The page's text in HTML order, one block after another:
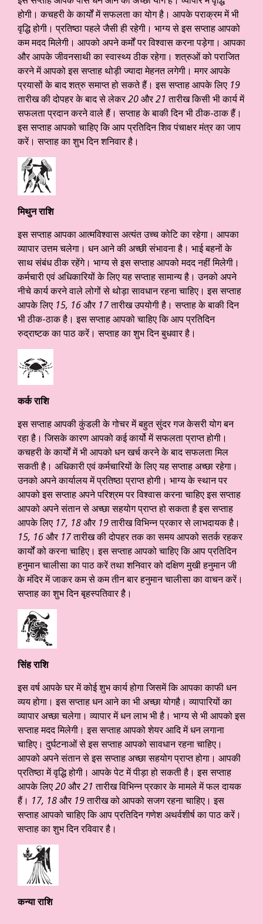
होगी। कचहरी के कार्यों में सफलता का योग है। आपके पराक्रम में भी
वृद्धि होगी। प्रतिष्ठा पहले जैसी ही रहेगी। भाग्य से इस सप्ताह आपको
कम मदद मिलेगी। आपको अपने कर्मों पर विश्वास करना पड़ेगा। आपका
और आपके जीवनसाथी का स्वास्थ्य ठीक रहेगा। शत्रुओं को पराजित
करने में आपको इस सप्ताह थोड़ी ज्यादा मेहनत लगेगी। मगर आपके
प्रयासों के बाद शत्रु समाप्त हो सकते हैं। इस सप्ताह आपके लिए 19
तारीख की दोपहर के बाद से लेकर20और21 तारीख किसी भी कार्य में
सफलता प्रदान करने वाले हैं। सप्ताह के बाकी दिन भी ठीक-ठाक हैं।
इस सप्ताह आपको चाहिए कि आप प्रतिदिन शिव पंचाक्षर मंत्र का जाप
करें। सप्ताह का शुभ दिन शनिवार है।
मिथुन राशि
इस सप्ताह आपका आत्मविश्वास अत्यंत उच्च कोटि का रहेगा। आपका
व्यापार उत्तम चलेगा। धन आने की अच्छी संभावना है। भाई बहनों के
साथ संबंध ठीक रहेंगे। भाग्य से इस सप्ताह आपको मदद नहीं मिलेगी।
कर्मचारी एवं अधिकारियों के लिए यह सप्ताह सामान्य है। उनको अपने
नीचे कार्य करने वाले लोगों से थोड़ा सावधान रहना चाहिए। इस सप्ताह
आपके लिए 15, 16और 17तारीख उपयोगी है। सप्ताह के बाकी दिन
भी ठीक-ठाक है। इस सप्ताह आपको चाहिए कि आप प्रतिदिन
रुद्राष्टक का पाठ करें। सप्ताह का शुभ दिन बुधवार है।
कर्क राशि
इस सप्ताह आपकी कुंडली के गोचर में बहुत सुंदर गज केसरी योग बन
रहा है। जिसके कारण आपको कई कार्यो में सफलता प्राप्त होगी।
कचहरी के कार्यों में भी आपको धन खर्च करने के बाद सफलता मिल
सकती है। अधिकारी एवं कर्मचारियों के लिए यह सप्ताह अच्छा रहेगा।
उनको अपने कार्यालय में प्रतिष्ठा प्राप्त होगी। भाग्य के स्थान पर
आपको इस सप्ताह अपने परिश्रम पर विश्वास करना चाहिए इस सप्ताह
आपको अपने संतान से अच्छा सहयोग प्राप्त हो सकता है इस सप्ताह
आपके लिए 17, 18और 19तारीख विभिन्न प्रकार से लाभदायक है।
15, 16और 17तारीख की दोपहर तक का समय आपको सतर्क रहकर
कार्यों को करना चाहिए। इस सप्ताह आपको चाहिए कि आप प्रतिदिन
हनुमान चालीसा का पाठ करें तथा शनिवार को दक्षिण मुखी हनुमान जी
के मंदिर में जाकर कम से कम तीन बार हनुमान चालीसा का वाचन करें।
सप्ताह का शुभ दिन बृहस्पतिवार है।
सिंह राशि
इस वर्ष आपके घर में कोई शुभ कार्य होगा जिसमें कि आपका काफी धन
व्यय होगा। इस सप्ताह धन आने का भी अच्छा योगहै। व्यापारियों का
व्यापार अच्छा चलेगा। व्यापार में धन लाभ भी है। भाग्य से भी आपको इस
सप्ताह मदद मिलेगी। इस सप्ताह आपको शेयर आदि में धन लगाना
चाहिए। दुर्घटनाओं से इस सप्ताह आपको सावधान रहना चाहिए।
आपको अपने संतान से इस सप्ताह अच्छा सहयोग प्राप्त होगा। आपकी
प्रतिष्ठा में वृद्धि होगी। आपके पेट में पीड़ा हो सकती है। इस सप्ताह
आपके लिए20और21 तारीख विभिन्न प्रकार के मामले में फल दायक
हैं। 17, 18और 19तारीख को आपको सजग रहना चाहिए। इस
सप्ताह आपको चाहिए कि आप प्रतिदिन गणेश अथर्वशीर्ष का पाठ करें।
सप्ताह का शुभ दिन रविवार है।
कन्या राशि